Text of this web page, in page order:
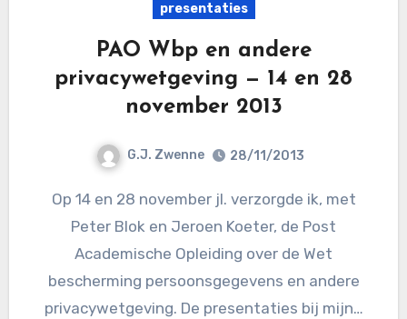
presentaties
PAO Wbp en andere
privacywetgeving — 14 en 28
november 2013
G.J. Zwenne 28/11/2013
Op 14 en 28 november jl. verzorgde ik, met
Peter Blok en Jeroen Koeter, de Post
Academische Opleiding over de Wet
bescherming persoonsgegevens en andere
privacywetgeving. De presentaties bij mijn…